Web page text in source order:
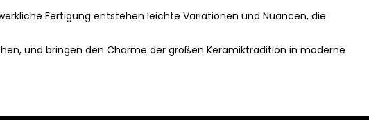
Fertigung entstehen leichte Variationen und Nuancen, die
und bringen den Charme der großen Keramiktradition in moderne